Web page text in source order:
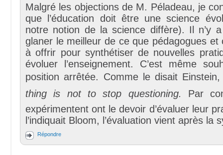
Malgré les objections de M. Péladeau, je
que l’éducation doit être une science
notre notion de la science diffère). Il n’y
glaner le meilleur de ce que pédagogues et
à offrir pour synthétiser de nouvelles
évoluer l’enseignement. C’est même
position arrêtée. Comme le disait Einstein,
thing is not to stop questioning.
Par
expérimentent ont le devoir d’évaluer leur
l’indiquait Bloom, l’évaluation vient après la
Répondre